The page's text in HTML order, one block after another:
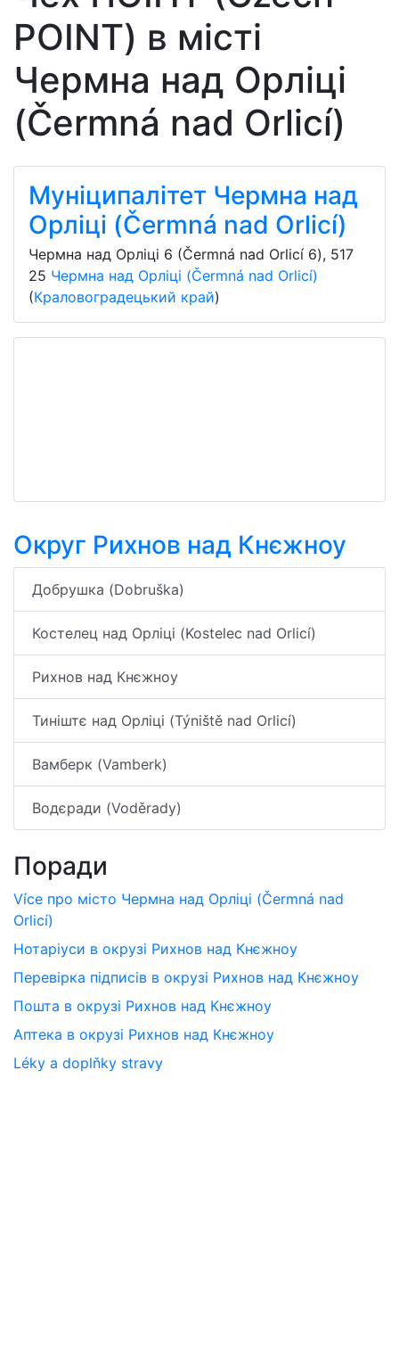
POINT) в місті
Чермна над Орліці
(Čermná nad Orlicí)
Муніципалітет Чермна над
Орліці (Čermná nad Orlicí)
Чермна над Орліці 6 (Čermná nad Orlicí 6), 517
25 Чермна над Орліці (Čermná nad Orlicí)
(Краловоградецький край)
Округ Рихнов над Кнєжноу
Добрушка (Dobruška)
Костелец над Орліці (Kostelec nad Orlicí)
Рихнов над Кнєжноу
Тиніштє над Орліці (Týniště nad Orlicí)
Вамберк (Vamberk)
Водєради (Voděrady)
Поради
Více про місто Чермна над Орліці (Čermná nad
Orlicí)
Нотаріуси в окрузі Рихнов над Кнєжноу
Перевірка підписів в окрузі Рихнов над Кнєжноу
Пошта в окрузі Рихнов над Кнєжноу
Аптека в окрузі Рихнов над Кнєжноу
Léky a doplňky stravy